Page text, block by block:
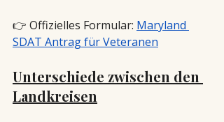
👉 Offizielles Formular: Maryland
SDAT Antrag für Veteranen
Unterschiede zwischen den
Landkreisen